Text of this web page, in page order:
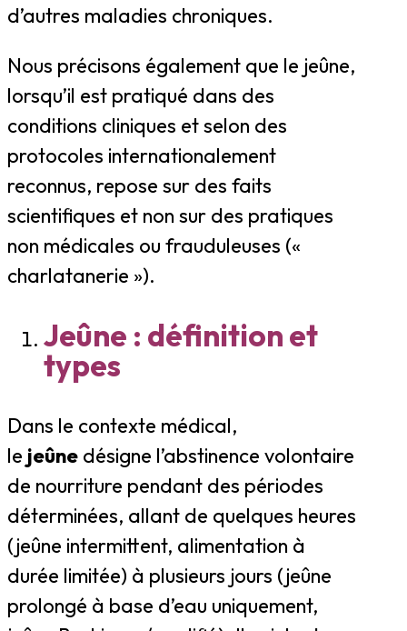
d’autres maladies chroniques.
Nous précisons également que le jeûne,
lorsqu’il est pratiqué dans des
conditions cliniques et selon des
protocoles internationalement
reconnus, repose sur des faits
scientifiques et non sur des pratiques
non médicales ou frauduleuses («
charlatanerie »).
Jeûne : définition et
types
Dans le contexte médical,
le jeûne désigne l’abstinence volontaire
de nourriture pendant des périodes
déterminées, allant de quelques heures
(jeûne intermittent, alimentation à
durée limitée) à plusieurs jours (jeûne
prolongé à base d’eau uniquement,